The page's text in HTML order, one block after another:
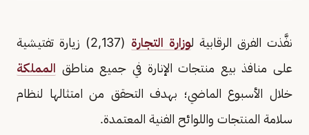
نفَّذت الفرق الرقابية لوزارة التجارة
(2,137) زيارة تفتيشية
على منافذ بيع منتجات الإنارة في جميع مناطق المملكة
خلال الأسبوع الماضي؛ بهدف التحقق من امتثالها لنظام
سلامة المنتجات واللوائح الفنية المعتمدة.